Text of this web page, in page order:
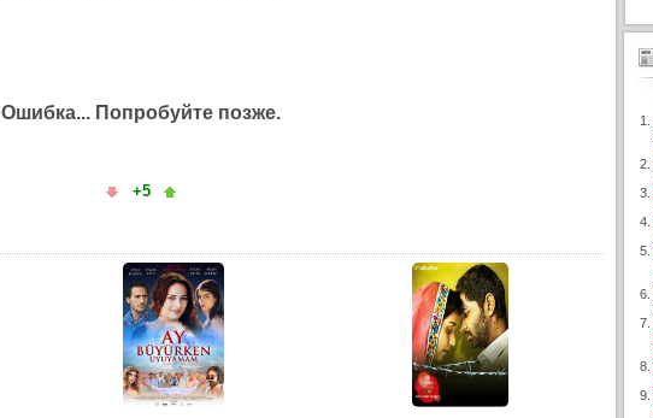
Ошибка... Попробуйте позже.
+5